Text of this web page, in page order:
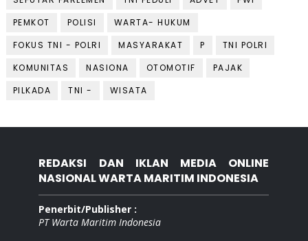
PEMKOT
POLISI
WARTA- HUKUM
FOKUS TNI - POLRI
MASYARAKAT P
TNI POLRI
KOMUNITAS
NASIONA OTOMOTIF
PAJAK
PILKADA
TNI - WISATA
REDAKSI DAN IKLAN MEDIA ONLINE
NASIONAL WARTA MARITIM INDONESIA
Penerbit/Publisher :
PT Warta Maritim Indonesia